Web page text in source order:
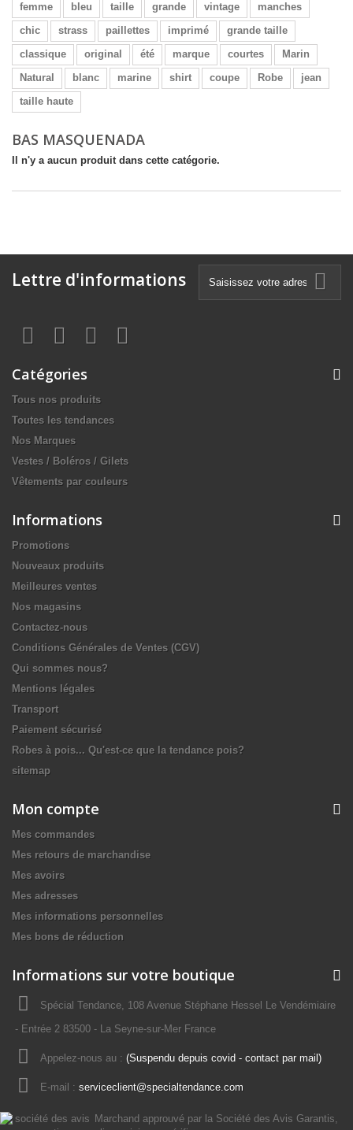
femme bleu taille grande vintage
manches
chic
strass paillettes imprimé
grande taille
classique
original été marque courtes
Marin
Natural
blanc marine shirt coupe Robe
jean
taille haute
BAS MASQUENADA
Il n'y a aucun produit dans cette catégorie.
Lettre d'informations
Catégories
Tous nos produits
Toutes les tendances
Nos Marques
Vestes / Boléros / Gilets
Vêtements par couleurs
Informations
Promotions
Nouveaux produits
Meilleures ventes
Nos magasins
Contactez-nous
Conditions Générales de Ventes (CGV)
Qui sommes nous?
Mentions légales
Transport
Paiement sécurisé
Robes à pois... Qu'est-ce que la tendance pois?
sitemap
Mon compte
Mes commandes
Mes retours de marchandise
Mes avoirs
Mes adresses
Mes informations personnelles
Mes bons de réduction
Informations sur votre boutique
Spécial Tendance, 108 Avenue Stéphane Hessel Le Vendémiaire
- Entrée 2 83500 - La Seyne-sur-Mer France
Appelez-nous au : (Suspendu depuis covid - contact par mail)
E-mail : serviceclient@specialtendance.com
Marchand approuvé par la Société des Avis Garantis,